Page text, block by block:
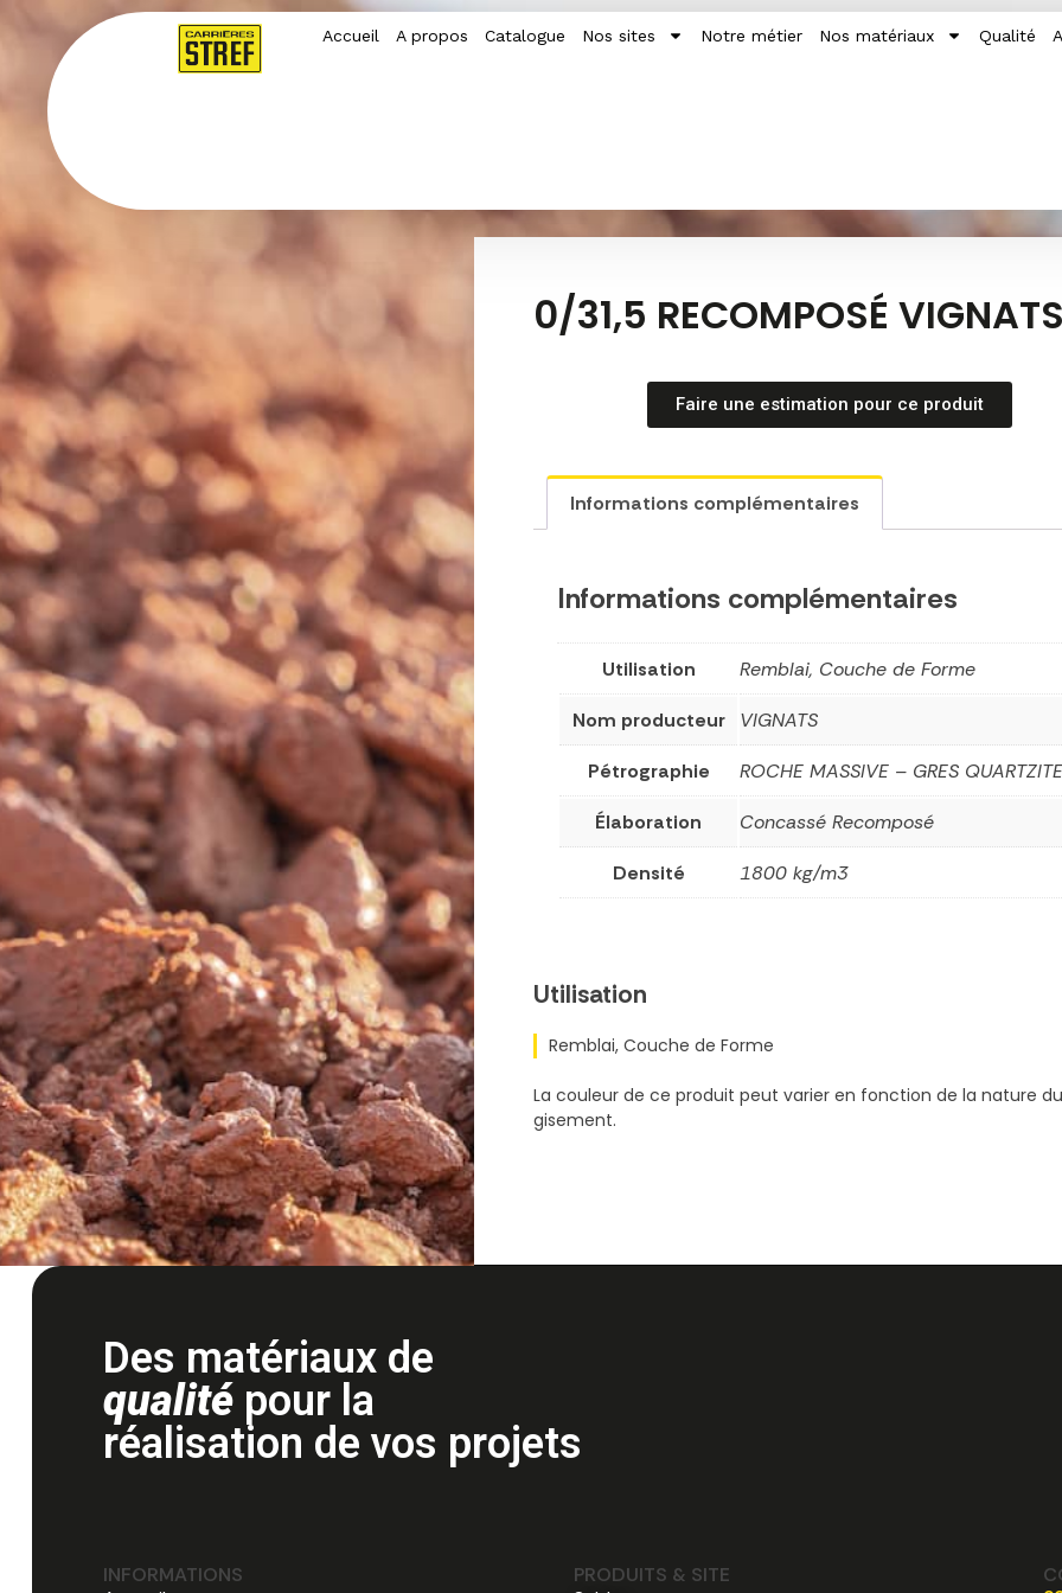
Accueil A propos Catalogue Nos sites Notre métier Nos matériaux Qualité
0/31,5 RECOMPOSÉ
Faire une estimation pour ce produit
Informations complémentaires
Informations complémentaires
Utilisation Remblai, Couche de Forme
Nom producteur VIGNATS
Pétrographie ROCHE MASSIVE – GRES QUARTZITE
Élaboration Concassé Recomposé
Densité 1800 kg/m3
Utilisation
Remblai, Couche de Forme
La couleur de ce produit peut varier en fonction de la nature du
gisement.
Des matériaux de
qualitépour la
réalisation de vos projets
INFORMATIONS
PRODUITS & SITE